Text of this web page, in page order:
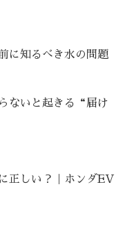
に知るべき水の問題
ないと起きる“届け
正しい？｜ホンダEV